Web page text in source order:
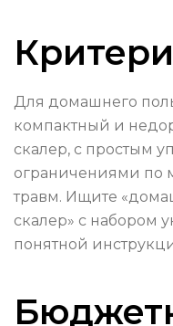
Для домашнего
компактный и
скалер, с простым
ограничениями по
травм. Ищите
скалер» с набором
понятной